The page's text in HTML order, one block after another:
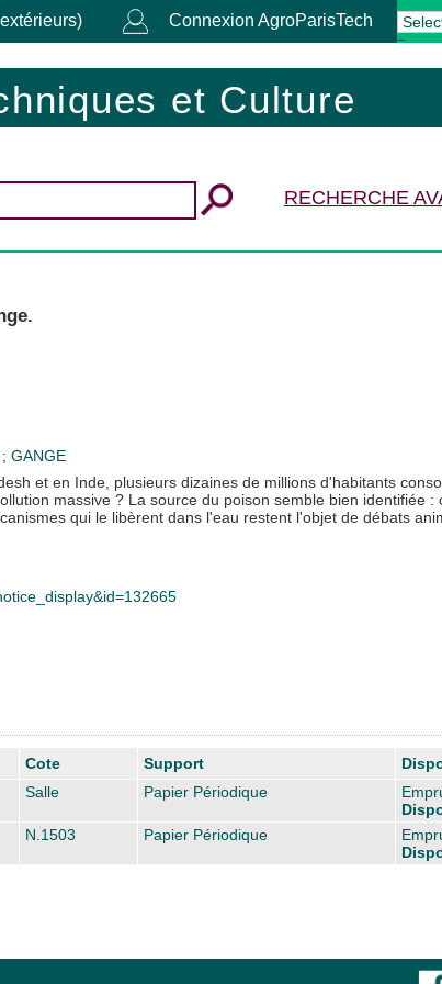
Connexion AgroParisTech
et Culture
RECHERCHE
; GANGE
et en Inde, plusieurs dizaines de millions d'habitants
massive ? La source du poison semble bien identifiée :
qui le libèrent dans l'eau restent l'objet de débats
Cote Support
Salle Papier Périodique
N.1503 Papier Périodique